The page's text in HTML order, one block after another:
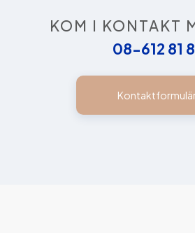
KOM I KONTAKT
08-612 81